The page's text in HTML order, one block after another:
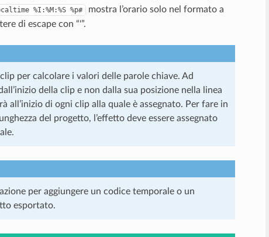
%I:%M:%S %p#
mostra l’orario solo nel formato a
di escape con “'”.
per calcolare i valori delle parole chiave. Ad
della clip e non dalla sua posizione nella linea
all’inizio di ogni clip alla quale è assegnato. Per fare in
del progetto, l’effetto deve essere assegnato
per aggiungere un codice temporale o un
esportato.